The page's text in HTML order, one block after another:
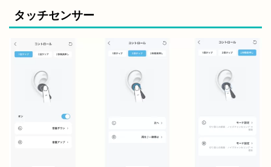
タッチセンサー